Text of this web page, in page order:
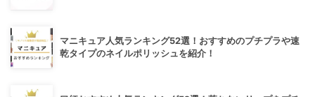
マニキュア人気ランキング52選！おすすめのプチプラや速
乾タイプのネイルポリッシュを紹介！